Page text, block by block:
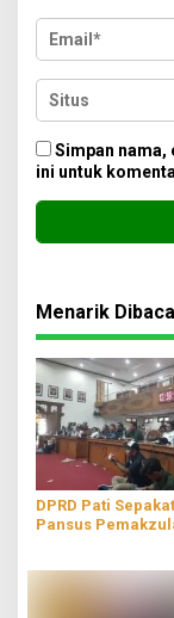
Simpan nama,
ini untuk
Menarik Dibaca
DPRD Pati
Pansus